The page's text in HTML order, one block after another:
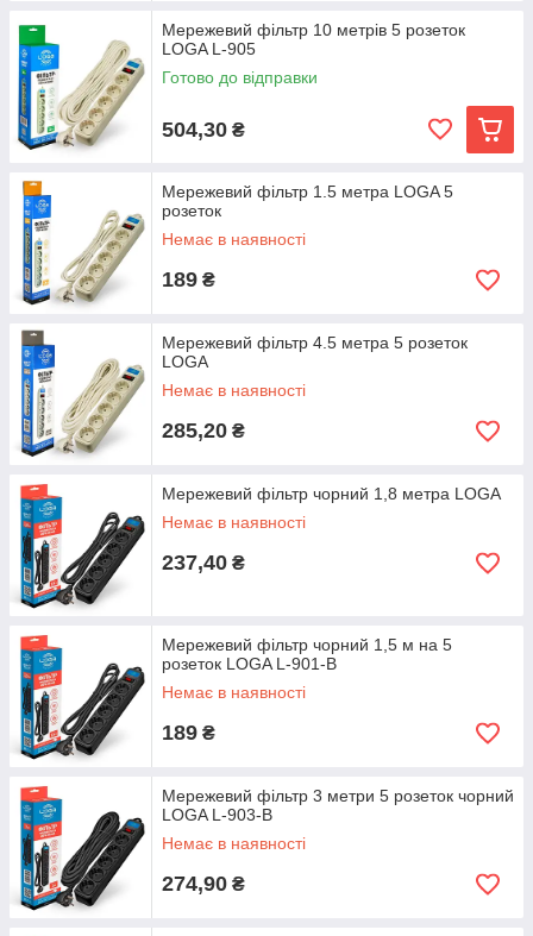
Мережевий фільтр 10 метрів 5 розеток
LOGA L-905
Готово до відправки
504,30 ₴
Мережевий фільтр 1.5 метра LOGA 5
розеток
Немає в наявності
189 ₴
Мережевий фільтр 4.5 метра 5 розеток
LOGA
Немає в наявності
285,20 ₴
Мережевий фільтр чорний 1,8 метра LOGA
Немає в наявності
237,40 ₴
Мережевий фільтр чорний 1,5 м на 5
розеток LOGA L-901-B
Немає в наявності
189 ₴
Мережевий фільтр 3 метри 5 розеток чорний
LOGA L-903-B
Немає в наявності
274,90 ₴